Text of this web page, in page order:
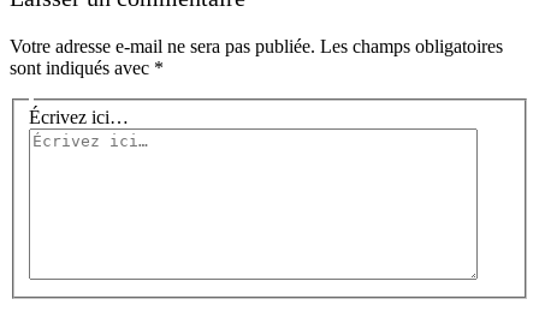
Votre adresse e-mail ne sera pas publiée. Les champs obligatoires
sont indiqués avec *
Écrivez ici…